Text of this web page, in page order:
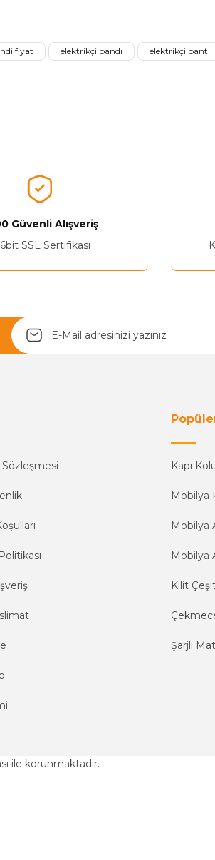
fiyat elektrikçi bandı elektrikçi bant
Güvenli Alışveriş
SSL Sertifikası
Sözleşmesi Kapı
Mobilya
Mobilya
Mobilya
Kilit
Şarjlı
ile korunmaktadır.